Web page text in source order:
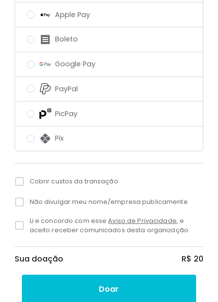
Apple Pay
Boleto
Google Pay
PayPal
PicPay
Pix
Cobrir custos da transação
Não divulgar meu nome/empresa publicamente
Li e concordo com esseAviso de Privacidade, e
aceito receber comunicados desta organização.
Sua doação R$ 20
Doar